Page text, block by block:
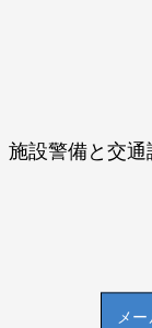
施設警備と交
メ